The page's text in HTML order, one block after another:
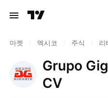
마켓 멕시코 주식 리
Grupo
CV